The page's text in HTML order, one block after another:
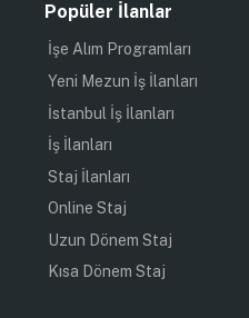
Popüler İlanlar
İşe Alım Programları
Yeni Mezun İş İlanları
İstanbul İş İlanları
İş İlanları
Staj İlanları
Online Staj
Uzun Dönem Staj
Kısa Dönem Staj